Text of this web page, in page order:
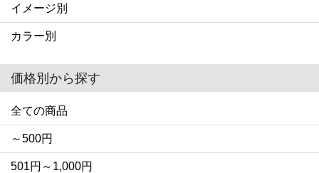
イメージ別
カラー別
価格別から探す
全ての商品
～500円
501円～1,000円